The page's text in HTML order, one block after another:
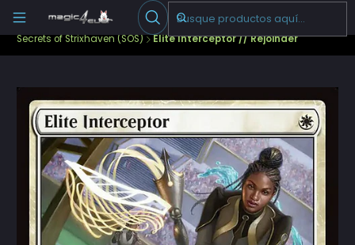
Escribenos
Cartas Sueltas Magic Standard
Secrets of Strixhaven (SOS) Elite Interceptor // Rejoinder